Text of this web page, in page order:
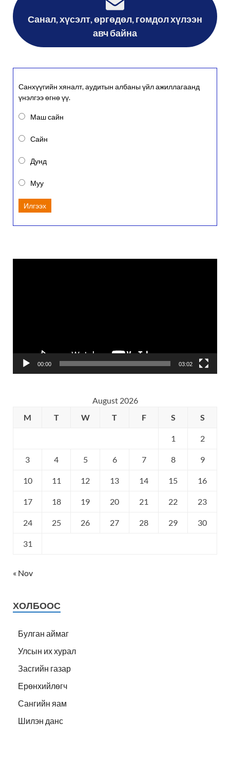
Санал, хүсэлт, өргөдөл, гомдол хүлээн
авч байна
Санхүүгийн хяналт, аудитын албаны үйл ажиллагаанд
үнэлгээ өгнө үү.
Маш сайн
Сайн
Дунд
Муу
Илгээх
00:00 03:02
August 2026
M
T W T F S S
1 2
3 4 5 6 7 8 9
10 11 12 13 14 15 16
17 18 19 20 21 22 23
24 25 26 27 28 29 30
31
« Nov
ХОЛБООС
Булган аймаг
Улсын их хурал
Засгийн газар
Ерөнхийлөгч
Сангийн яам
Шилэн данс